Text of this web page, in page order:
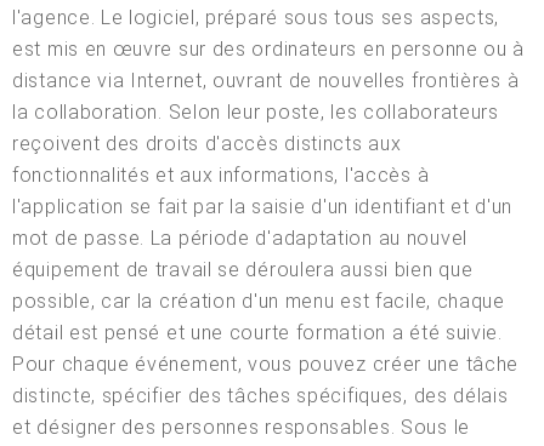
l'agence. Le logiciel, préparé sous tous ses aspects,
est mis en œuvre sur des ordinateurs en personne ou à
distance via Internet, ouvrant de nouvelles frontières à
la collaboration. Selon leur poste, les collaborateurs
reçoivent des droits d'accès distincts aux
fonctionnalités et aux informations, l'accès à
l'application se fait par la saisie d'un identifiant et d'un
mot de passe. La période d'adaptation au nouvel
équipement de travail se déroulera aussi bien que
possible, car la création d'un menu est facile, chaque
détail est pensé et une courte formation a été suivie.
Pour chaque événement, vous pouvez créer une tâche
distincte, spécifier des tâches spécifiques, des délais
et désigner des personnes responsables. Sous le